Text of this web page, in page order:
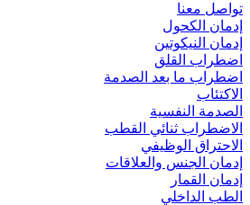
تواصل معنا
إدمان الكحول
إدمان النيكوتين
اضطراب القلق
اضطراب ما بعد الصدمة
الاكتئاب
الصدمة النفسية
الاضطراب ثنائي القطب
الاحتراق الوظيفي
إدمان الجنس والعلاقات
إدمان القمار
الطب الداخلي